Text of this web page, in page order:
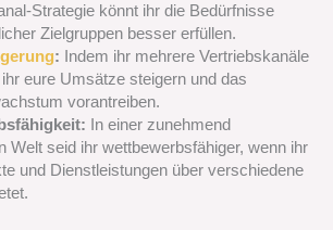
Strategie könnt ihr die Bedürfnisse
Zielgruppen besser erfüllen.
: Indem ihr mehrere Vertriebskanäle
eure Umsätze steigern und das
vorantreiben.
In einer zunehmend
Welt seid ihr wettbewerbsfähiger, wenn ihr
und Dienstleistungen über verschiedene